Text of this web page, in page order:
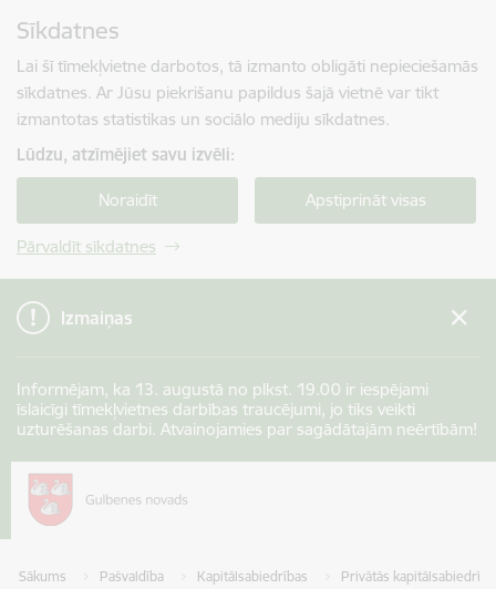
Sīkdatnes
Lai šī tīmekļvietne darbotos, tā izmanto obligāti nepieciešamās
sīkdatnes. Ar Jūsu piekrišanu papildus šajā vietnē var tikt
izmantotas statistikas un sociālo mediju sīkdatnes.
Lūdzu, atzīmējiet savu izvēli:
Noraidīt Apstiprināt visas
Pārvaldīt sīkdatnes
Izmaiņas
Informējam, ka 13. augustā no plkst. 19.00 ir iespējami
īslaicīgi tīmekļvietnes darbības traucējumi, jo tiks veikti
uzturēšanas darbi. Atvainojamies par sagādātajām neērtībām!
Sākums Pašvaldība Kapitālsabiedrības Privātās